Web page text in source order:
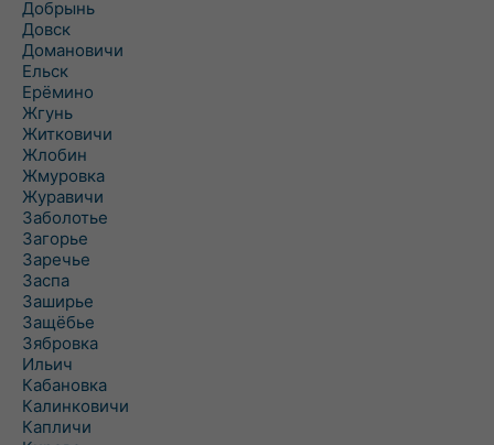
Добрынь
Довск
Домановичи
Ельск
Ерёмино
Жгунь
Житковичи
Жлобин
Жмуровка
Журавичи
Заболотье
Загорье
Заречье
Заспа
Заширье
Защёбье
Зябровка
Ильич
Кабановка
Калинковичи
Капличи